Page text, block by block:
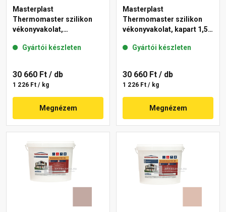
Masterplast
Thermomaster szilikon
vékonyvakolat,
13-C 25 kg
Gyártói készleten
30 660 Ft / db
1 226 Ft / kg
Megnézem
Masterplast
Thermomaster szilikon
vékonyvakolat, kapart 1,5
Gyártói készleten
30 660 Ft / db
1 226 Ft / kg
Megnézem